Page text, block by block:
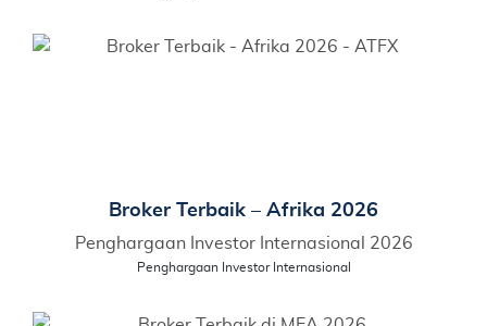
Broker Terbaik – Afrika 2026
Penghargaan Investor Internasional 2026
Penghargaan Investor Internasional